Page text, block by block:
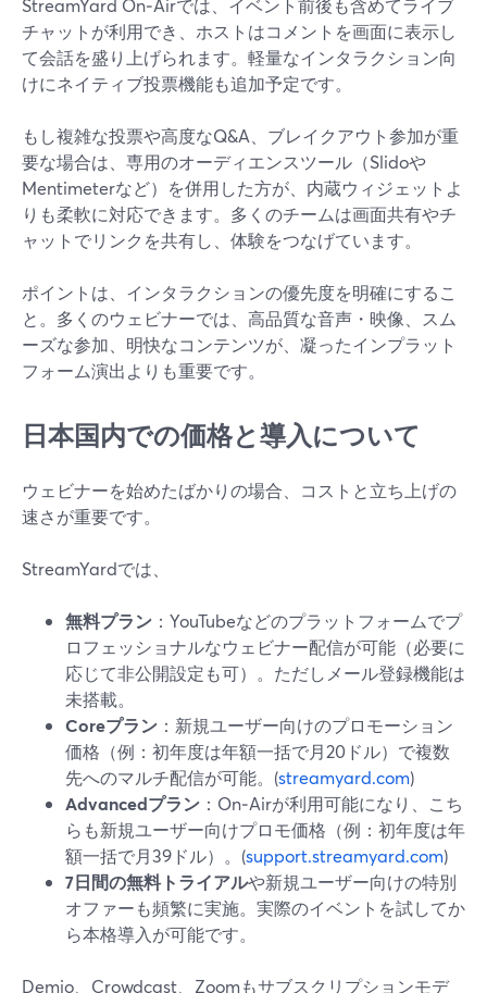
StreamYard On‑Airでは、イベント前後も含めてライブ
チャットが利用でき、ホストはコメントを画面に表示し
て会話を盛り上げられます。軽量なインタラクション向
けにネイティブ投票機能も追加予定です。
もし複雑な投票や高度なQ&A、ブレイクアウト参加が重
要な場合は、専用のオーディエンスツール（Slidoや
Mentimeterなど）を併用した方が、内蔵ウィジェットよ
りも柔軟に対応できます。多くのチームは画面共有やチ
ャットでリンクを共有し、体験をつなげています。
ポイントは、インタラクションの優先度を明確にするこ
と。多くのウェビナーでは、高品質な音声・映像、スム
ーズな参加、明快なコンテンツが、凝ったインプラット
フォーム演出よりも重要です。
日本国内での価格と導入について
ウェビナーを始めたばかりの場合、コストと立ち上げの
速さが重要です。
StreamYardでは、
無料プラン ：YouTubeなどのプラットフォームでプ
ロフェッショナルなウェビナー配信が可能（必要に
応じて非公開設定も可）。ただしメール登録機能は
未搭載。
Coreプラン ：新規ユーザー向けのプロモーション
価格（例：初年度は年額一括で月20ドル）で複数
先へのマルチ配信が可能。(streamyard.com)
Advancedプラン ：On‑Airが利用可能になり、こち
らも新規ユーザー向けプロモ価格（例：初年度は年
額一括で月39ドル）。(support.streamyard.com)
7日間の無料トライアルや新規ユーザー向けの特別
オファーも頻繁に実施。実際のイベントを試してか
ら本格導入が可能です。
Demio、Crowdcast、Zoomもサブスクリプションモデ